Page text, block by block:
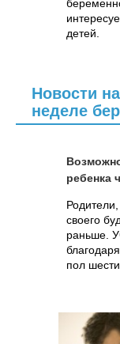
детей.
Новости
неделе
ребенка
своего
раньше.
пол